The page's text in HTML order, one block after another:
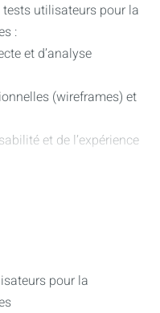
utilisateurs pour la
:
et d’analyse
(wireframes) et
et de l’expérience
pour la